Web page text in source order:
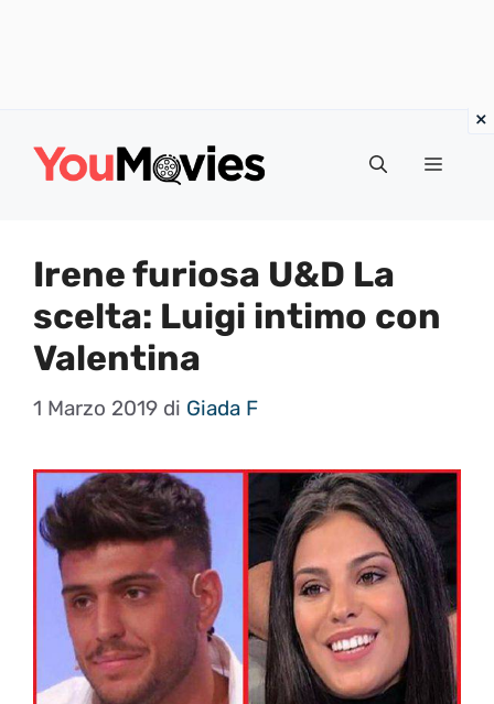
Menu
Irene furiosa U&D La
scelta: Luigi intimo con
Valentina
1 Marzo 2019 di Giada F